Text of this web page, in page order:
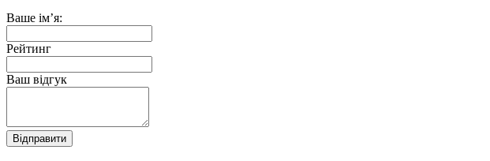
Ваше ім’я:
Рейтинг
Ваш відгук
Відправити